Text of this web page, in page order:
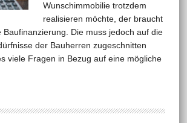
Wunschimmobilie trotzdem
realisieren möchte, der braucht
Baufinanzierung. Die muss jedoch auf die
der Bauherren zugeschnitten
viele Fragen in Bezug auf eine mögliche